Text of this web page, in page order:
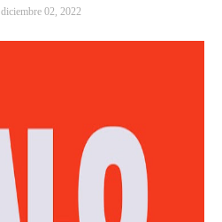
diciembre 02, 2022